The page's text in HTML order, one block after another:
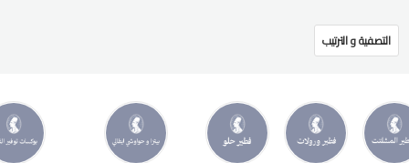
التصفية و الترتيب